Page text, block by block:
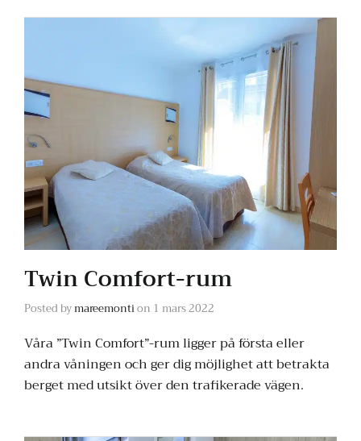
Twin Comfort-rum
Posted bymareemontion 1 mars 2022
Våra ”Twin Comfort”-rum ligger på första eller
andra våningen och ger dig möjlighet att betrakta
berget med utsikt över den trafikerade vägen.